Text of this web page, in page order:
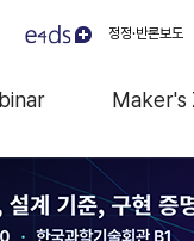
정정·반론보도
Maker's